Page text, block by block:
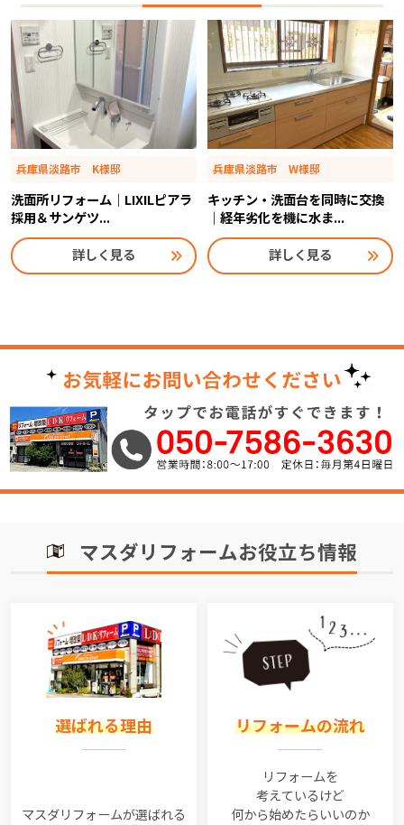
兵庫県淡路市 K様邸
洗面所リフォーム｜LIXILピアラ
採用＆サンゲツ...
詳しく見る
兵庫県淡路市 W様邸
キッチン・洗面台を同時に交換
｜経年劣化を機に水ま...
詳しく見る
マスダリフォームお役立ち情報
選ばれる理由
マスダリフォームが選ばれる
リフォームの流れ
リフォームを
考えているけど
何から始めたらいいのか